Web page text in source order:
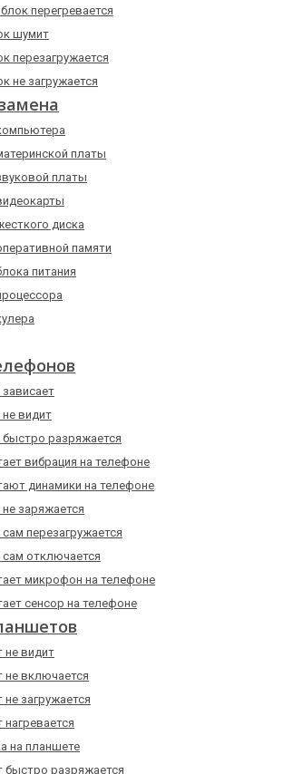
перегревается
шумит
перезагружается
не загружается
платы
платы
диска
памяти
питания
видит
разряжается
вибрация на телефоне
динамики на телефоне
заряжается
перезагружается
отключается
микрофон на телефоне
сенсор на телефоне
не видит
включается
загружается
на планшете
быстро разряжается